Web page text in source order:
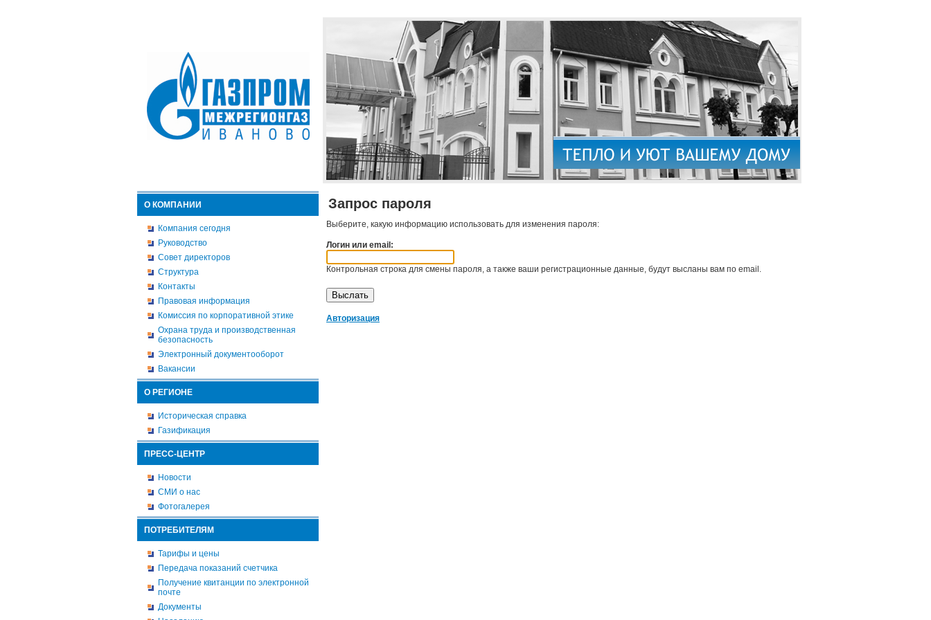
О КОМПАНИИ
Компания сегодня
Руководство
Совет директоров
Структура
Контакты
Правовая информация
Комиссия по корпоративной этике
Охрана труда и производственная
безопасность
Электронный документооборот
Вакансии
О РЕГИОНЕ
Историческая справка
Газификация
ПРЕСС-ЦЕНТР
Новости
СМИ о нас
Фотогалерея
ПОТРЕБИТЕЛЯМ
Тарифы и цены
Передача показаний счетчика
Получение квитанции по электронной
почте
Документы
Запрос пароля
Выберите, какую информацию использовать для изменения пароля:
Логин или email:
Контрольная строка для смены пароля, а также ваши регистрационные данные, будут высланы вам по email.
Авторизация